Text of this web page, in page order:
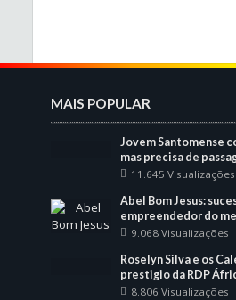
MAIS POPULAR
Jovem Santomense
mas precisa de
11.645 Visualizações
Abel Bom Jesus:
empreendedor do
9.068 Visualizações
Roselyn Silva e os
prestigio da RDP
8.806 Visualizações